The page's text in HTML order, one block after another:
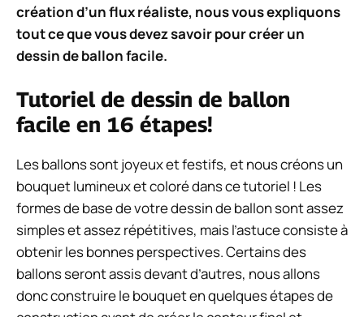
création d’un flux réaliste, nous vous expliquons
tout ce que vous devez savoir pour créer un
dessin de ballon facile.
Tutoriel de dessin de ballon
facile en 16 étapes!
Les ballons sont joyeux et festifs, et nous créons un
bouquet lumineux et coloré dans ce tutoriel ! Les
formes de base de votre dessin de ballon sont assez
simples et assez répétitives, mais l’astuce consiste à
obtenir les bonnes perspectives. Certains des
ballons seront assis devant d’autres, nous allons
donc construire le bouquet en quelques étapes de